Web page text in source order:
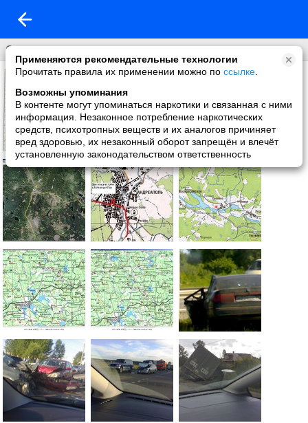
Применяются рекомендательные технологии
Прочитать правила их применении можно по ссылке
Возможны упоминания
В контенте могут упоминаться наркотики и связанная с ними
информация. Незаконное потребление наркотических
средств, психотропных веществ и их аналогов причиняет
вред здоровью, их незаконный оборот запрещён и влечёт
установленную законодательством ответственность
Странствия